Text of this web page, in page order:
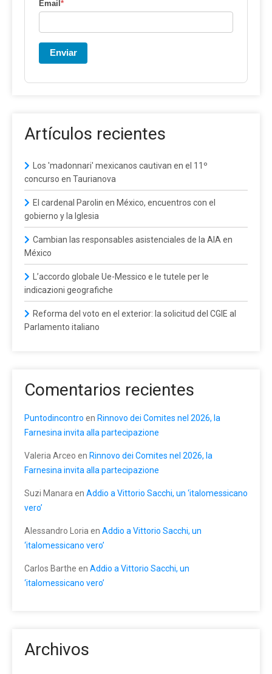
Email*
Enviar
Artículos recientes
Los 'madonnari' mexicanos cautivan en el 11º
concurso en Taurianova
El cardenal Parolin en México, encuentros con el
gobierno y la Iglesia
Cambian las responsables asistenciales de la AIA en
México
L’accordo globale Ue-Messico e le tutele per le
indicazioni geografiche
Reforma del voto en el exterior: la solicitud del CGIE al
Parlamento italiano
Comentarios recientes
Puntodincontro en Rinnovo dei Comites nel 2026, la
Farnesina invita alla partecipazione
Valeria Arceo en Rinnovo dei Comites nel 2026, la
Farnesina invita alla partecipazione
Suzi Manara en Addio a Vittorio Sacchi, un ‘italomessicano
vero’
Alessandro Loria en Addio a Vittorio Sacchi, un
‘italomessicano vero’
Carlos Barthe en Addio a Vittorio Sacchi, un
‘italomessicano vero’
Archivos